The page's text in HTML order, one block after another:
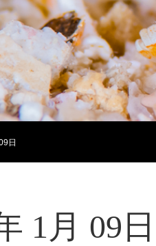
日
1月 09日